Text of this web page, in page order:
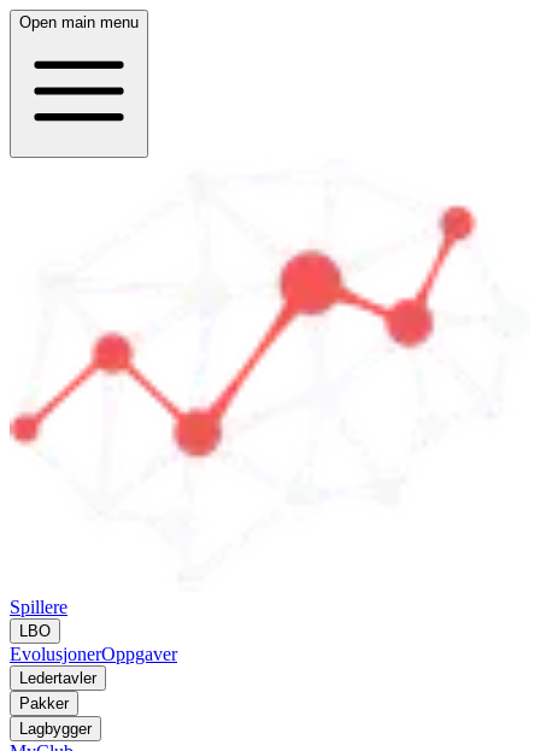
Open main menu
Spillere
LBO
EvolusjonerOppgaver
Ledertavler
Pakker
Lagbygger